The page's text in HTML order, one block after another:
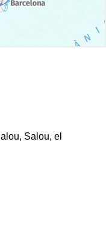
Salou, el